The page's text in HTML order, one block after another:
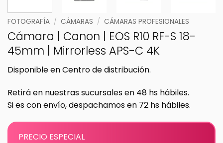
FOTOGRAFÍA / CÁMARAS / CÁMARAS PROFESIONALES
Cámara | Canon | EOS R10 RF-S 18-
45mm | Mirrorless APS-C 4K
Disponible en Centro de distribución.
Retirá en nuestras sucursales en 48 hs hábiles.
Si es con envío, despachamos en 72 hs hábiles.
PRECIO ESPECIAL